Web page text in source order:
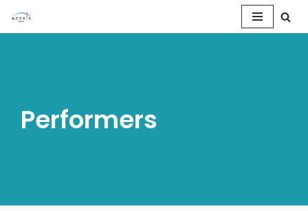
Saltar
Performers